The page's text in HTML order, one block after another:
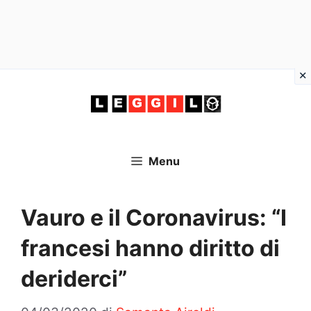
Menu
Vauro e il Coronavirus: “I
francesi hanno diritto di
deriderci”